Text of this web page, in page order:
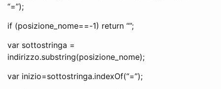
“=”);
if (posizione_nome==-1) return “”;
var sottostringa =
indirizzo.substring(posizione_nome);
var inizio=sottostringa.indexOf(“=”);